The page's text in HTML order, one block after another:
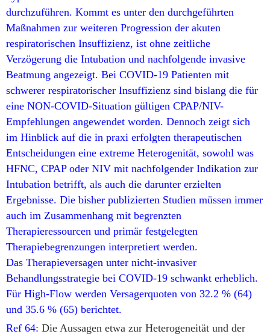
durchzuführen. Kommt es unter den durchgeführten
Maßnahmen zur weiteren Progression der akuten
respiratorischen Insuffizienz, ist ohne zeitliche
Verzögerung die Intubation und nachfolgende invasive
Beatmung angezeigt. Bei COVID-19 Patienten mit
schwerer respiratorischer Insuffizienz sind bislang die für
eine NON-COVID-Situation gültigen CPAP/NIV-
Empfehlungen angewendet worden. Dennoch zeigt sich
im Hinblick auf die in praxi erfolgten therapeutischen
Entscheidungen eine extreme Heterogenität, sowohl was
HFNC, CPAP oder NIV mit nachfolgender Indikation zur
Intubation betrifft, als auch die darunter erzielten
Ergebnisse. Die bisher publizierten Studien müssen immer
auch im Zusammenhang mit begrenzten
Therapieressourcen und primär festgelegten
Therapiebegrenzungen interpretiert werden.
Das Therapieversagen unter nicht-invasiver
Behandlungsstrategie bei COVID-19 schwankt erheblich.
Für High-Flow werden Versagerquoten von 32.2 % (64)
und 35.6 % (65) berichtet.
Ref 64: Die Aussagen etwa zur Heterogeneität und der